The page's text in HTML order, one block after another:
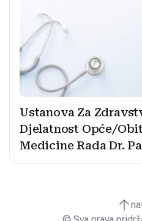
Ustanova Za
Djelatnost Opće/
Medicine Rada Dr.